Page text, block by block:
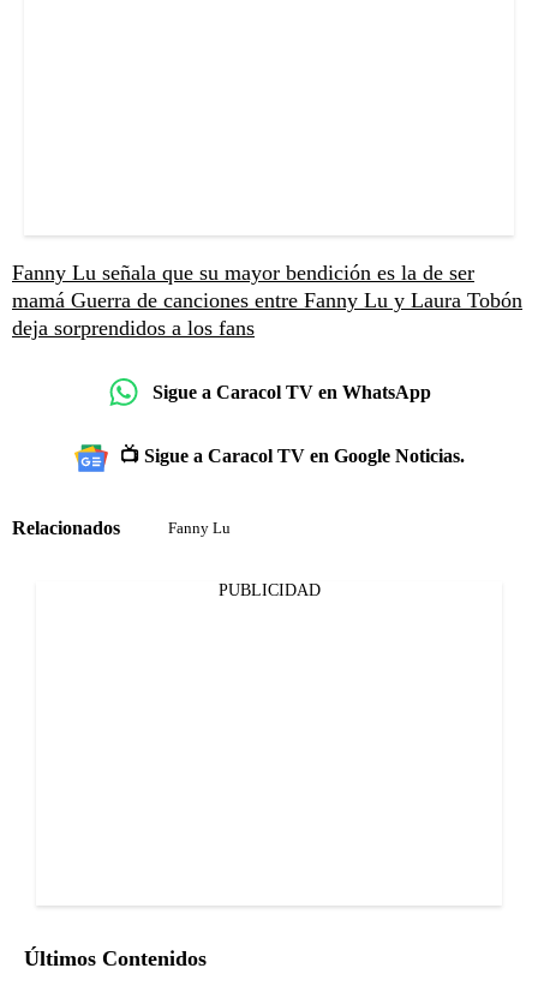
Fanny Lu señala que su mayor bendición es la de ser
mamá Guerra de canciones entre Fanny Lu y Laura Tobón
deja sorprendidos a los fans
Sigue a Caracol TV en WhatsApp
📺 Sigue a Caracol TV en Google Noticias.
Relacionados Fanny Lu
PUBLICIDAD
Últimos Contenidos